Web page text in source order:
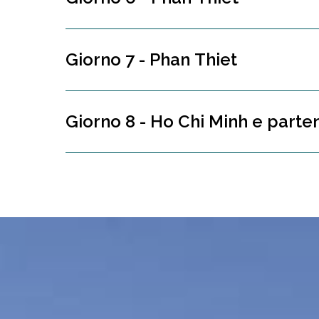
Giorno 7 - Phan Thiet
Giorno 8 - Ho Chi Minh e